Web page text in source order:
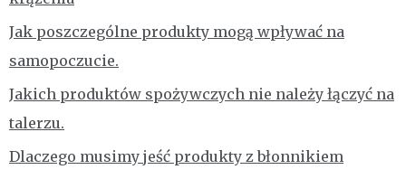
Jak poszczególne produkty mogą wpływać na
samopoczucie.
Jakich produktów spożywczych nie należy łączyć na
talerzu.
Dlaczego musimy jeść produkty z błonnikiem